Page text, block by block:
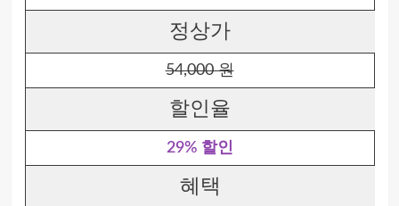
정상가
54,000 원
할인율
29% 할인
혜택